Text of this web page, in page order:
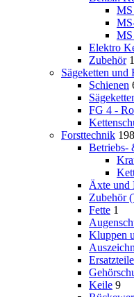
MS
Elektro
Zubehör 1
Sägeketten und
Schienen
FG 4 -
Forsttechnik 198
Betriebs-
Äxte und
Zubehör
Fette 1
Kluppen
Keile 9